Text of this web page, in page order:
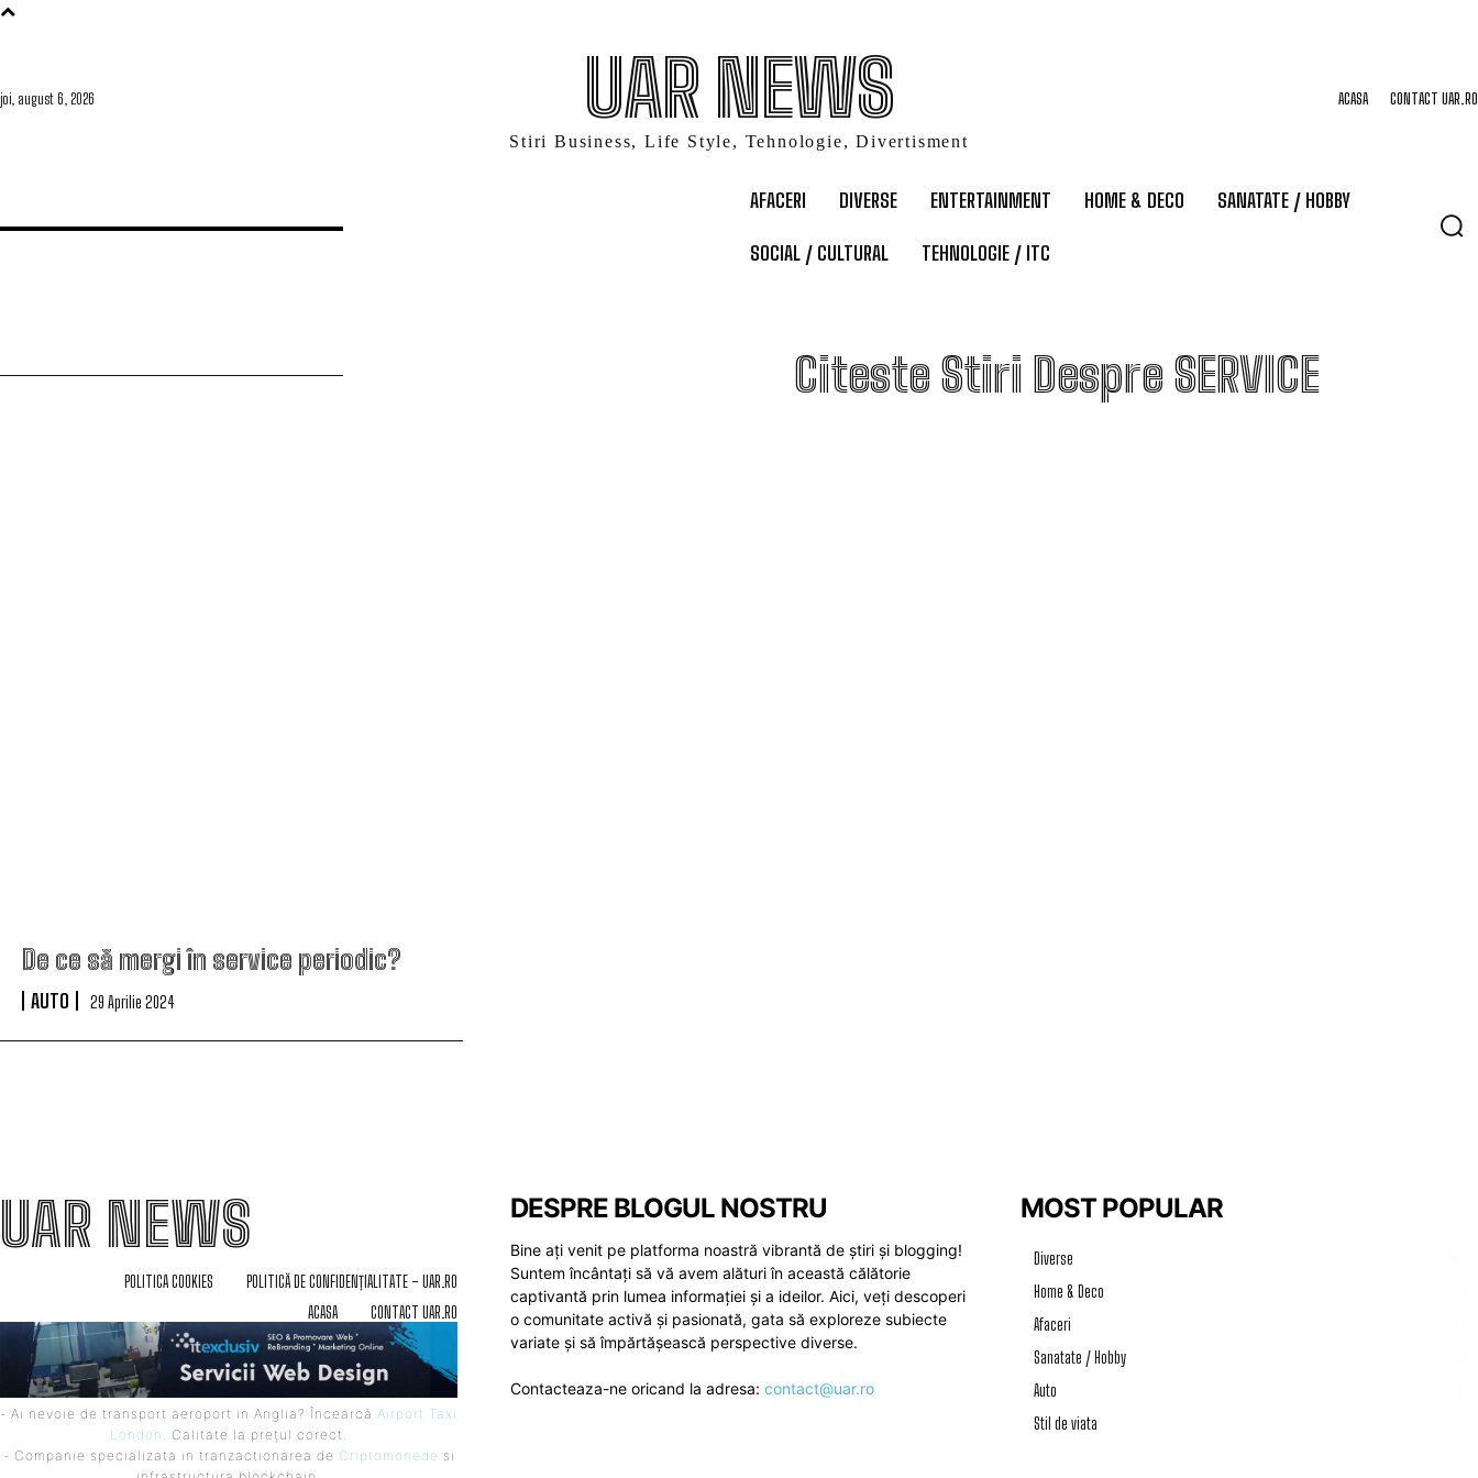
joi, august 6, 2026 UAR NEWS
Stiri Business, Life Style, Tehnologie, Divertisment
ACASA CONTACT UAR.RO
AFACERI DIVERSE ENTERTAINMENT HOME & DECO SANATATE / HOBBY
SOCIAL / CULTURAL TEHNOLOGIE / ITC
Citeste Stiri Despre SERVICE
S
De ce să mergi în service periodic?
AUTO 29 Aprilie 2024
UAR NEWS
POLITICA COOKIES
POLITICĂ DE CONFIDENȚIALITATE – UAR.RO
ACASA
CONTACT UAR.RO
- Ai nevoie de transport aeroport in Anglia? Încearcă Airport Taxi
London
. Calitate la prețul corect.
- Companie specializata in tranzactionarea de Criptomonede si
DESPRE BLOGUL NOSTRU
Bine ați venit pe platforma noastră vibrantă de știri și blogging!
Suntem încântați să vă avem alături în această călătorie
captivantă prin lumea informației și a ideilor. Aici, veți descoperi
o comunitate activă și pasionată, gata să exploreze subiecte
variate și să împărtășească perspective diverse.
Contacteaza-ne oricand la adresa: contact@uar.ro
MOST POPULAR
Diverse
Home & Deco
Afaceri
Sanatate / Hobby
Auto
Stil de viata